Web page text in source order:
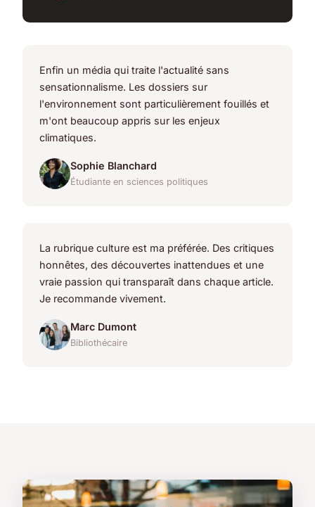
Enfin un média qui traite l'actualité sans
sensationnalisme. Les dossiers sur
l'environnement sont particulièrement fouillés et
m'ont beaucoup appris sur les enjeux
climatiques.
Sophie Blanchard
Étudiante en sciences politiques
La rubrique culture est ma préférée. Des critiques
honnêtes, des découvertes inattendues et une
vraie passion qui transparaît dans chaque article.
Je recommande vivement.
Marc Dumont
Bibliothécaire